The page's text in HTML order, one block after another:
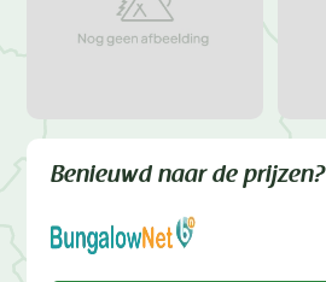
Benieuwd naar de prijzen?